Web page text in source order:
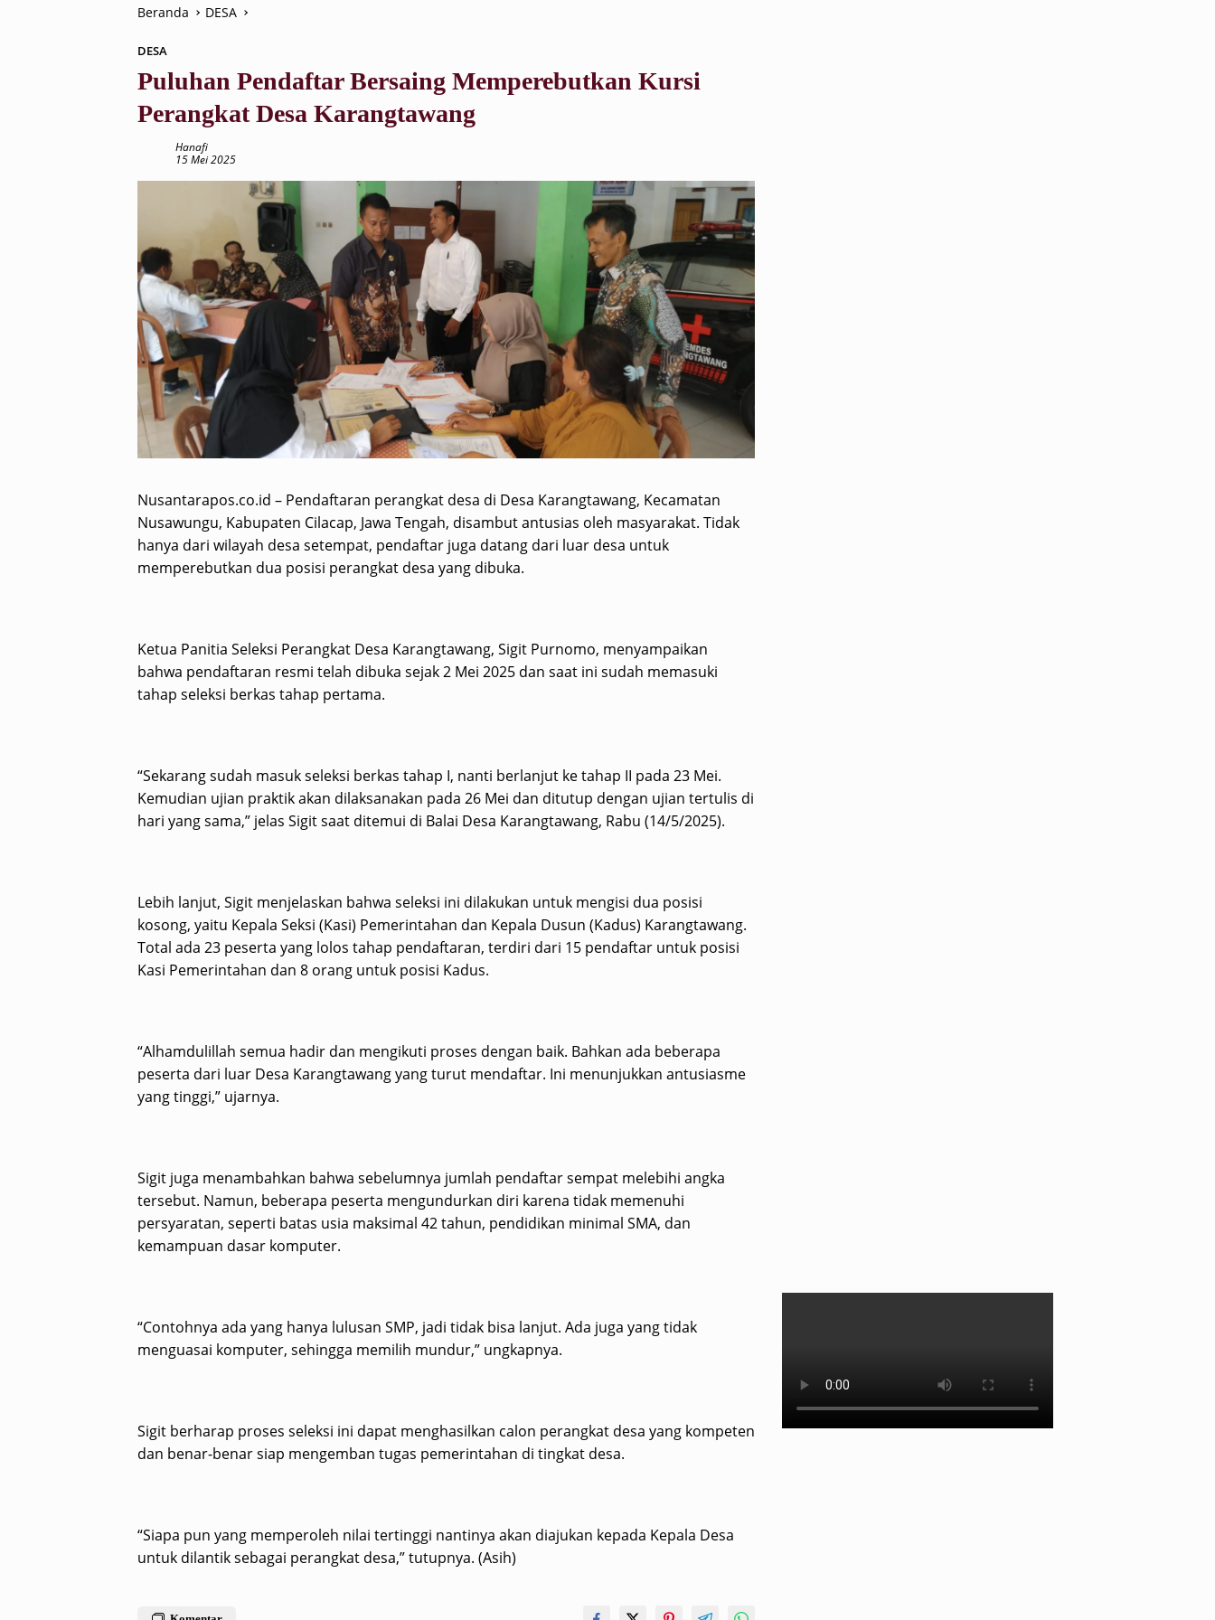
Beranda DESA
DESA
Puluhan Pendaftar Bersaing Memperebutkan Kursi
Perangkat Desa Karangtawang
Hanafi
15 Mei 2025
Nusantarapos.co.id – Pendaftaran perangkat desa di Desa Karangtawang, Kecamatan
Nusawungu, Kabupaten Cilacap, Jawa Tengah, disambut antusias oleh masyarakat. Tidak
hanya dari wilayah desa setempat, pendaftar juga datang dari luar desa untuk
memperebutkan dua posisi perangkat desa yang dibuka.
Ketua Panitia Seleksi Perangkat Desa Karangtawang, Sigit Purnomo, menyampaikan
bahwa pendaftaran resmi telah dibuka sejak 2 Mei 2025 dan saat ini sudah memasuki
tahap seleksi berkas tahap pertama.
“Sekarang sudah masuk seleksi berkas tahap I, nanti berlanjut ke tahap II pada 23 Mei.
Kemudian ujian praktik akan dilaksanakan pada 26 Mei dan ditutup dengan ujian tertulis di
hari yang sama,” jelas Sigit saat ditemui di Balai Desa Karangtawang, Rabu (14/5/2025).
Lebih lanjut, Sigit menjelaskan bahwa seleksi ini dilakukan untuk mengisi dua posisi
kosong, yaitu Kepala Seksi (Kasi) Pemerintahan dan Kepala Dusun (Kadus) Karangtawang.
Total ada 23 peserta yang lolos tahap pendaftaran, terdiri dari 15 pendaftar untuk posisi
Kasi Pemerintahan dan 8 orang untuk posisi Kadus.
“Alhamdulillah semua hadir dan mengikuti proses dengan baik. Bahkan ada beberapa
peserta dari luar Desa Karangtawang yang turut mendaftar. Ini menunjukkan antusiasme
yang tinggi,” ujarnya.
Sigit juga menambahkan bahwa sebelumnya jumlah pendaftar sempat melebihi angka
tersebut. Namun, beberapa peserta mengundurkan diri karena tidak memenuhi
persyaratan, seperti batas usia maksimal 42 tahun, pendidikan minimal SMA, dan
kemampuan dasar komputer.
“Contohnya ada yang hanya lulusan SMP, jadi tidak bisa lanjut. Ada juga yang tidak
menguasai komputer, sehingga memilih mundur,” ungkapnya.
Sigit berharap proses seleksi ini dapat menghasilkan calon perangkat desa yang kompeten
dan benar-benar siap mengemban tugas pemerintahan di tingkat desa.
“Siapa pun yang memperoleh nilai tertinggi nantinya akan diajukan kepada Kepala Desa
untuk dilantik sebagai perangkat desa,” tutupnya. (Asih)